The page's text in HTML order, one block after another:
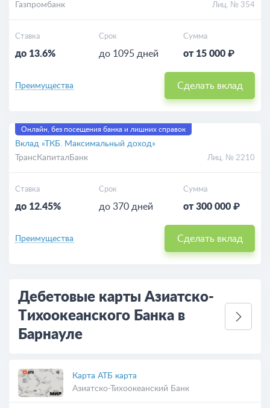
Газпромбанк Лиц. № 354
Ставка
до 13.6%
Срок
до 1095 дней
Сумма
от 15 000 ₽
Преимущества Сделать вклад
Онлайн, без посещения банка и лишних справок
Вклад «ТКБ. Максимальный доход»
ТрансКапиталБанк
Лиц. № 2210
Ставка
до 12.45%
Срок
до 370 дней
Сумма
от 300 000 ₽
Преимущества Сделать вклад
Дебетовые карты Азиатско-
Тихоокеанского Банка в
Барнауле
Карта АТБ карта
Азиатско-Тихоокеанский Банк